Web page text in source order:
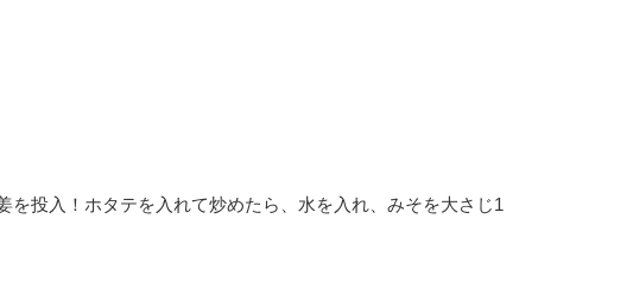
投入！ホタテを入れて炒めたら、水を入れ、みそを大さじ1